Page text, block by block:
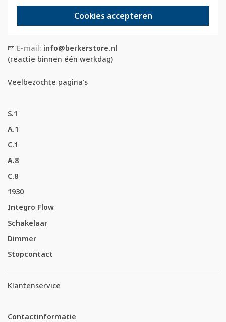
Cookies accepteren
Telefoon:088 28 29 333
(maandag t/m vrijdag, 09:00 tot 12:00 en
13:00 tot 17:00 uur)
E-mail: info@berkerstore.nl
(reactie binnen één werkdag)
Veelbezochte pagina's
S.1
A.1
C.1
A.8
C.8
1930
Integro Flow
Schakelaar
Dimmer
Stopcontact
Klantenservice
Contactinformatie